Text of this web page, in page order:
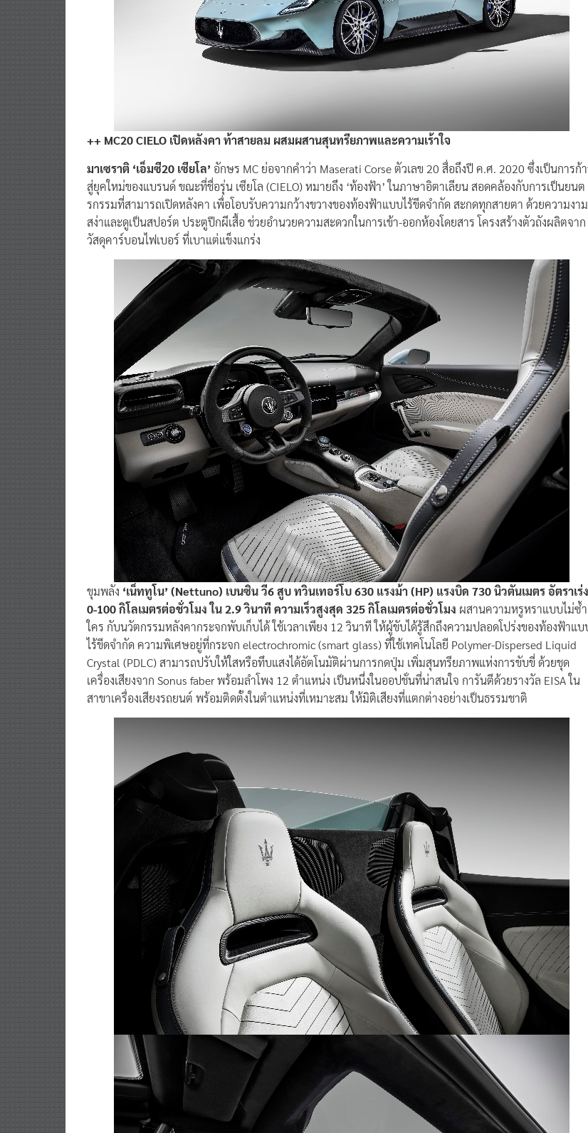
MC20CIELOเปิดหลังคา ท้าสายลม ผสมผสานสุนทรียภาพและความเร้าใจ
มาเซราติ ‘เอ็มซี20 เซียโล’
อักษร MC ย่อจากคำว่า Maserati Corse ตัวเลข 20 สื่อถึงปี ค.ศ. 2020 ซึ่งเป็นการก้าว
สู่ยุคใหม่ของแบรนด์ ขณะที่ชื่อรุ่น เซียโล (CIELO) หมายถึง ‘ท้องฟ้า’ ในภาษาอิตาเลียน สอดคล้องกับการเป็นยนต
รกรรมที่สามารถเปิดหลังคา เพื่อโอบรับความกว้างขวางของท้องฟ้าแบบไร้ขีดจำกัด สะกดทุกสายตา ด้วยความงาม
สง่าและดูเป็นสปอร์ต ประตูปีกผีเสื้อ ช่วยอำนวยความสะดวกในการเข้า-ออกห้องโดยสาร โครงสร้างตัวถังผลิตจาก
วัสดุคาร์บอนไฟเบอร์ ที่เบาแต่แข็งแกร่ง
ขุมพลัง‘เน็ททูโน’ (Nettuno) เบนซิน วี6 สูบ ทวินเทอร์โบ 630 แรงม้า (HP) แรงบิด 730 นิวตันเมตร อัตราเร่ง
0-100 กิโลเมตรต่อชั่วโมง ใน 2.9 วินาที ความเร็วสูงสุด 325 กิโลเมตรต่อชั่วโมงผสานความหรูหราแบบไม่ซ้ำ
ใคร กับนวัตกรรมหลังคากระจกพับเก็บได้ ใช้เวลาเพียง 12 วินาที ให้ผู้ขับได้รู้สึกถึงความปลอดโปร่งของท้องฟ้าแบบ
ไร้ขีดจำกัด ความพิเศษอยู่ที่กระจก electrochromic (smart glass) ที่ใช้เทคโนโลยี Polymer-Dispersed Liquid
Crystal (PDLC) สามารถปรับให้ใสหรือทึบแสงได้อัตโนมัติผ่านการกดปุ่ม เพิ่มสุนทรียภาพแห่งการขับขี่ ด้วยชุด
เครื่องเสียงจาก Sonus faber พร้อมลำโพง 12 ตำแหน่ง เป็นหนึ่งในออปชั่นที่น่าสนใจ การันตีด้วยรางวัล EISA ใน
สาขาเครื่องเสียงรถยนต์ พร้อมติดตั้งในตำแหน่งที่เหมาะสม ให้มิติเสียงที่แตกต่างอย่างเป็นธรรมชาติ